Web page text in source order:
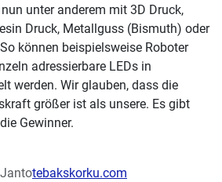
unter anderem mit 3D Druck,
Druck, Metallguss (Bismuth) oder
können beispielsweise Roboter
adressierbare LEDs in
werden. Wir glauben, dass die
größer ist als unsere. Es gibt
Gewinner.
Jantotebakskorku.com